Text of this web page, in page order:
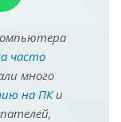
часто
много
на ПКи